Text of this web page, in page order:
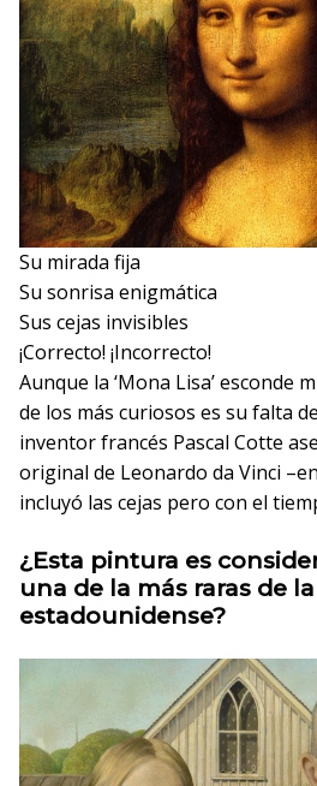
Su mirada fija
Su sonrisa enigmática
Sus cejas invisibles
¡Correcto! ¡Incorrecto!
Aunque la ‘Mona Lisa’ esconde
de los más curiosos es su falta
inventor francés Pascal Cotte
original de Leonardo da Vinci
incluyó las cejas pero con el
¿Esta pintura es
una de la más raras de
estadounidense?